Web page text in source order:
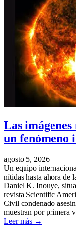
Las
un fenómeno
agosto 5, 2026
Un equipo
nítidas hasta ahora de
Daniel K. Inouye,
revista Scientific
Civil condenado
muestran por primera
Leer más →